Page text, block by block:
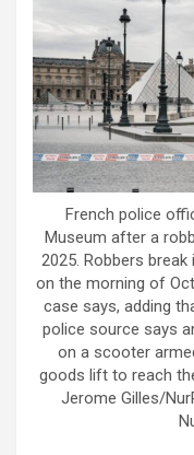
French police
Museum after a
2025. Robbers
on the morning of
case says, adding
police source says
on a scooter
goods lift to reach
Jerome Gilles/